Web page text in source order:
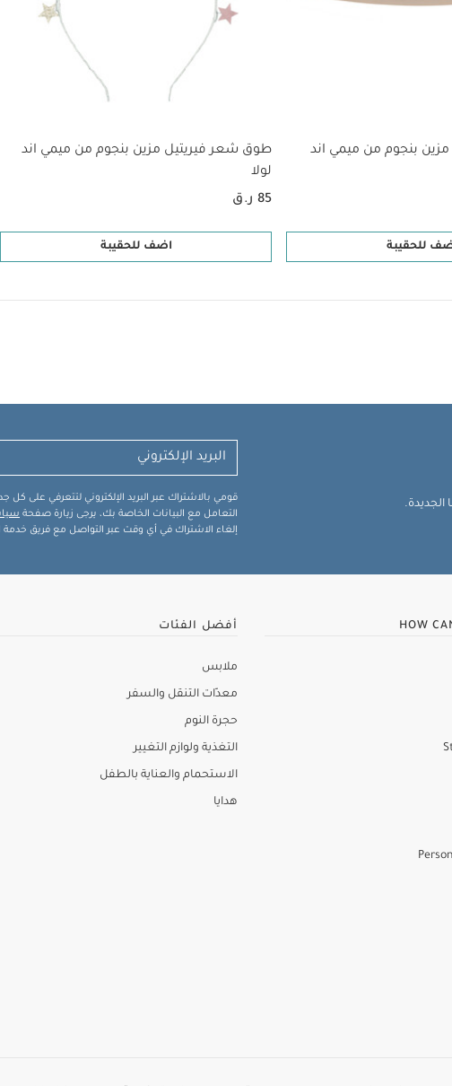
بنجوم من ميمي اند
للحقيبة
طوق شعر فيريتيل مزين بنجوم من ميمي اند
لولا
85 ر.ق
اضف للحقيبة
الجديدة.
قومي بالاشتراك عبر البريد الإلكتروني لتتعرفي على
التعامل مع البيانات الخاصة بك، يرجى زيارة صفحة
إلغاء الاشتراك في أي وقت عبر التواصل مع فريق خدمة
HOW أفضل الفئات
ملابس
معدّات التنقل والسفر
حجرة النوم
التغذية ولوازم التغيير
الاستحمام والعناية بالطفل
هدايا